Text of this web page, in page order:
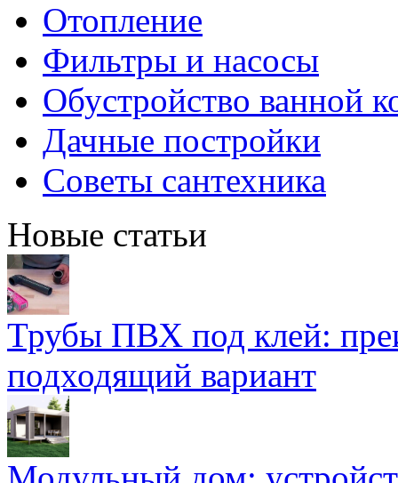
Отопление
Фильтры и насосы
Обустройство ванной
Дачные постройки
Советы сантехника
Новые статьи
Трубы ПВХ под клей:
подходящий вариант